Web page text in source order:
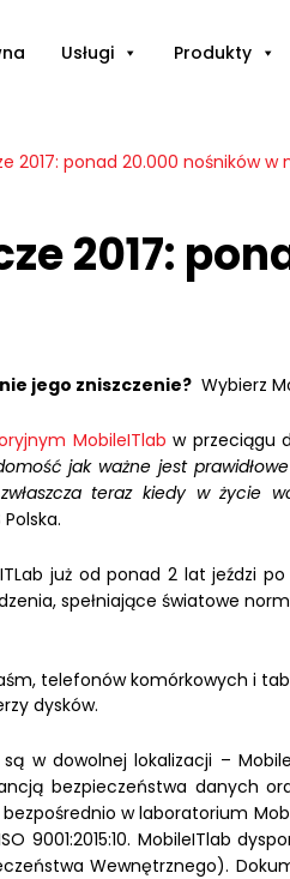
Usługi Produkty
2017: ponad 20.000 nośników w
2017:
jego zniszczenie? Wybierz
MobileITlab w przeciągu
jak ważne jest
teraz kiedy w życie
Polska.
już od ponad 2 lat jeździ
spełniające światowe
telefonów komórkowych i
dysków.
w dowolnej lokalizacji –
bezpieczeństwa danych
w laboratorium
9001:2015:10. MobileITlab
Wewnętrznego).